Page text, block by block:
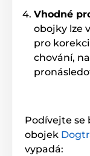
Vhodné
obojky lze
pro
chování,
Podívejte se
obojek
vypadá: